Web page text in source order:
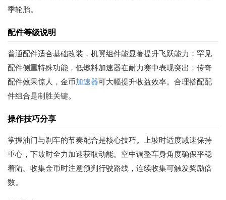
季轮胎。
配件等级说明
普通配件适合基础改装，机翼组件能显著提升飞跃能力；罕见
配件侧重特殊功能，低燃料加速器在耐力赛中表现突出；传奇
配件效果惊人，金币加速器可大幅提升收益效率。合理搭配配
件组合是制胜关键。
操作技巧分享
掌握油门与刹车的节奏配合是核心技巧。上坡时适度减速保持
重心，下坡时全力加速获取动能。空中调整车身角度确保平稳
着陆。收集金币时注意预判行驶路线，连续收集可触发奖励倍
数。